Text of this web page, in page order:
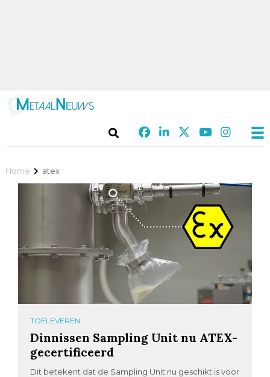
Home atex
TOELEVEREN
Dinnissen Sampling Unit nu ATEX-
gecertificeerd
Dit betekent dat de Sampling Unit nu geschikt is voor